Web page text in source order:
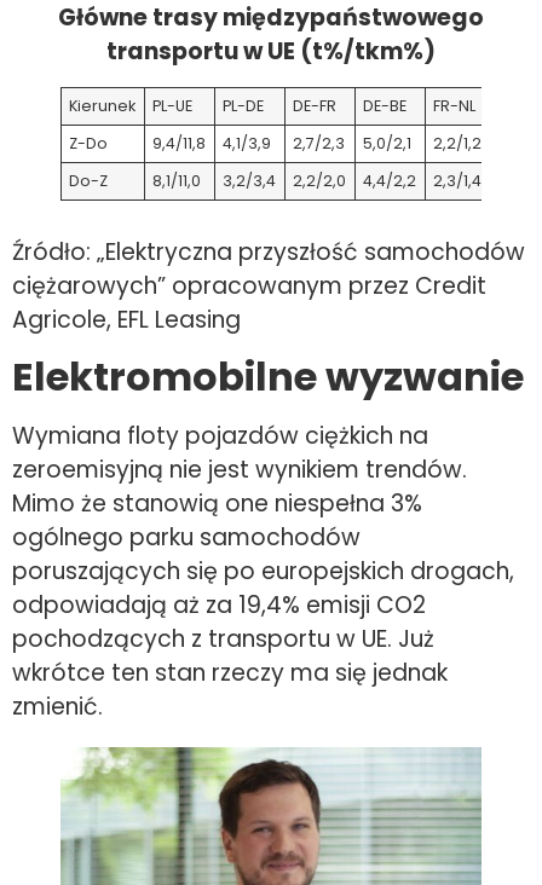
Główne trasy międzypaństwowego
transportu w UE (t%/tkm%)
Kierunek PL-UE PL-DE DE-FR DE-BE FR-NL
Z-Do
9,4/11,8 4,1/3,9 2,7/2,3 5,0/2,1 2,2/1,2
Do-Z
8,1/11,0 3,2/3,4 2,2/2,0 4,4/2,2 2,3/1,4
Źródło: „Elektryczna przyszłość samochodów
ciężarowych” opracowanym przez Credit
Agricole, EFL Leasing
Elektromobilne wyzwanie
Wymiana floty pojazdów ciężkich na
zeroemisyjną nie jest wynikiem trendów.
Mimo że stanowią one niespełna 3%
ogólnego parku samochodów
poruszających się po europejskich drogach,
odpowiadają aż za 19,4% emisji CO2
pochodzących z transportu w UE. Już
wkrótce ten stan rzeczy ma się jednak
zmienić.